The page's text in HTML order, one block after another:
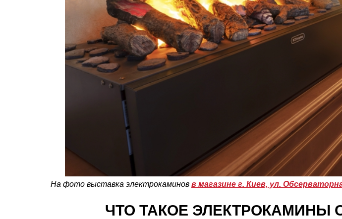
На фото выставка электрокаминов в магазине г. Киев, ул.
ЧТО ТАКОЕ ЭЛЕКТРОКАМИНЫ